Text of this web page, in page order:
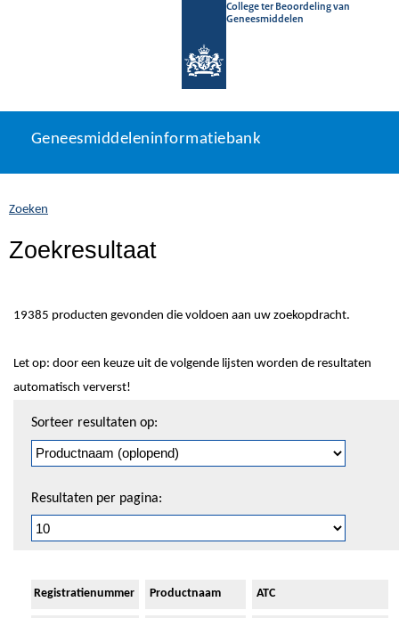
College ter Beoordeling van
Geneesmiddelen
naar
Geneesmiddeleninformatiebank
U
zich
hier:
Geneesmiddeleninformatiebank
Zoeken
Zoekresultaat
19385 producten gevonden die voldoen aan uw zoekopdracht.
Let op: door een keuze uit de volgende lijsten worden de resultaten
automatisch ververst!
pagineren
Sorteer resultaten op:
Resultaten per pagina:
Registratienummer Productnaam ATC